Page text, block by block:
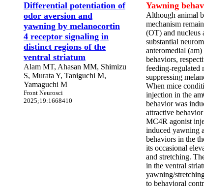
Differential potentiation of
odor aversion and
yawning by melanocortin
4 receptor signaling in
distinct regions of the
ventral striatum
Alam MT, Ahasan MM, Shimizu
S, Murata Y, Taniguchi M,
Yamaguchi M
Front Neurosci
2025;19:1668410
Yawning
Although animal
mechanism
(OT) and nucleus
substantial
anteromedial
behaviors,
feeding-regulated
suppressing
When mice
injection in the
behavior was
attractive
MC4R agonist
induced yawning
behaviors in the
its occasional
and stretching.
in the ventral
yawning/
to behavioral